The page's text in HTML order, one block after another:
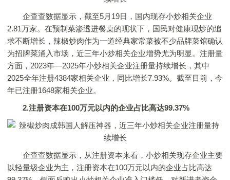
企查查数据显示，截至5月19日，国内现存小炒相关企业
2.81万家。在预制菜渗透进餐桌的现状下，国民对健康现炒的追
求不断增长，辣椒炒肉作为一道经典家常菜被不少品牌菜馆确认
为招牌菜涌入市场，近三年小炒相关企业增势尤为明显。注册量
方面，2023年—2025年小炒相关企业注册量持续增长，其中
2025全年注册4384家相关企业，同比增长7.93%。截至目前，今
年已注册1648家相关企业。
2.注册资本在100万元以内的企业占比高达99.37%
企查查数据显示，从注册资本来看，小炒相关现存企业主要
以轻量级企业为主，注册资本在100万元以内的企业占比高达